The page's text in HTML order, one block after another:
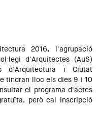
guia "Arquitectura
2016, l'agrupació
d'Arquitectes (AuS)
d’Arquitectura i Ciutat
tindran lloc els dies 9 i 10
el programa d'actes
però cal inscripció